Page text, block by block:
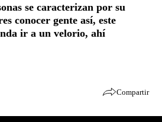
se caracterizan por su
conocer gente así, este
ir a un velorio, ahí
Compartir